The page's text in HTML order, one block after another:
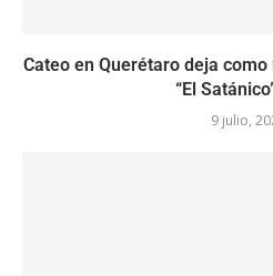
Cateo en Querétaro deja
“El
9 julio,